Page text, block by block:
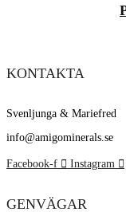
KONTAKTA
Svenljunga & Mariefred
info@amigominerals.se
Facebook-f Instagram
GENVÄGAR